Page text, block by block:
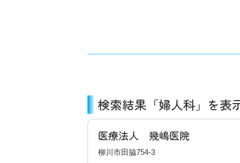
検索結果「婦人科」を表
医療法人 幾嶋医院
柳川市田脇754-3